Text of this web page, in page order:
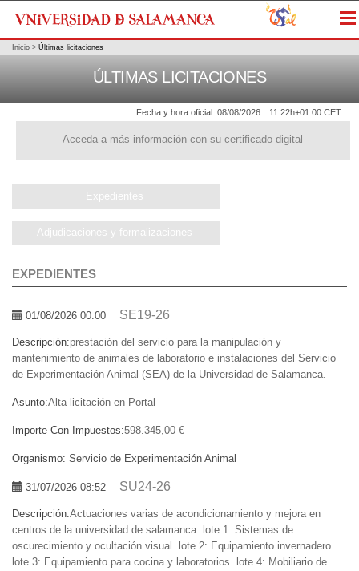
Fecha y hora oficial: 08/08/2026 11:22h+01:00 CET
Acceda a más información con su certificado digital
Inicio > Últimas licitaciones
ÚLTIMAS LICITACIONES
Expedientes
Adjudicaciones y formalizaciones
EXPEDIENTES
01/08/2026 00:00 SE19-26
Descripción:prestación del servicio para la manipulación y
mantenimiento de animales de laboratorio e instalaciones del Servicio
de Experimentación Animal (SEA) de la Universidad de Salamanca.
Asunto:Alta licitación en Portal
Importe Con Impuestos:598.345,00 €
Organismo: Servicio de Experimentación Animal
31/07/2026 08:52 SU24-26
Descripción:Actuaciones varias de acondicionamiento y mejora en
centros de la universidad de salamanca: lote 1: Sistemas de
oscurecimiento y ocultación visual. lote 2: Equipamiento invernadero.
lote 3: Equipamiento para cocina y laboratorios. lote 4: Mobiliario de